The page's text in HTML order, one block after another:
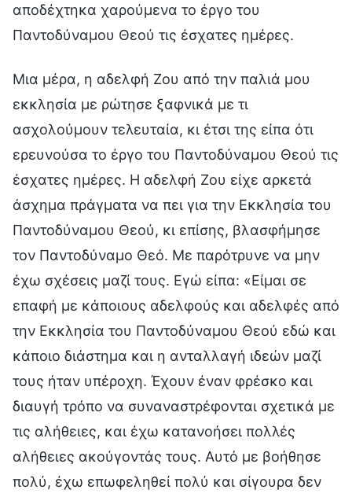
αποδέχτηκα χαρούμενα το έργο του
Παντοδύναμου Θεού τις έσχατες ημέρες.
Μια μέρα, η αδελφή Ζου από την παλιά μου
εκκλησία με ρώτησε ξαφνικά με τι
ασχολούμουν τελευταία, κι έτσι της είπα ότι
ερευνούσα το έργο του Παντοδύναμου Θεού τις
έσχατες ημέρες. Η αδελφή Ζου είχε αρκετά
άσχημα πράγματα να πει για την Εκκλησία του
Παντοδύναμου Θεού, κι επίσης, βλασφήμησε
τον Παντοδύναμο Θεό. Με παρότρυνε να μην
έχω σχέσεις μαζί τους. Εγώ είπα: «Είμαι σε
επαφή με κάποιους αδελφούς και αδελφές από
την Εκκλησία του Παντοδύναμου Θεού εδώ και
κάποιο διάστημα και η ανταλλαγή ιδεών μαζί
τους ήταν υπέροχη. Έχουν έναν φρέσκο και
διαυγή τρόπο να συναναστρέφονται σχετικά με
τις αλήθειες, και έχω κατανοήσει πολλές
αλήθειες ακούγοντάς τους. Αυτό με βοήθησε
πολύ, έχω επωφεληθεί πολύ και σίγουρα δεν